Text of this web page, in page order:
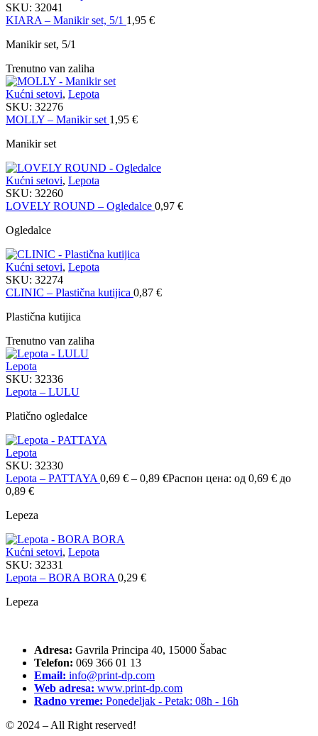
SKU: 32041
KIARA – Manikir set, 5/1 1,95 €
Manikir set, 5/1
Trenutno van zaliha
Kućni setovi, Lepota
SKU: 32276
MOLLY – Manikir set 1,95 €
Manikir set
Kućni setovi, Lepota
SKU: 32260
LOVELY ROUND – Ogledalce 0,97 €
Ogledalce
Kućni setovi, Lepota
SKU: 32274
CLINIC – Plastična kutijica 0,87 €
Plastična kutijica
Trenutno van zaliha
Lepota
SKU: 32336
Lepota – LULU
Platično ogledalce
Lepota
SKU: 32330
Lepota – PATTAYA 0,69 € – 0,89 €Распон цена: од 0,69 € до
0,89 €
Lepeza
Kućni setovi, Lepota
SKU: 32331
Lepota – BORA BORA 0,29 €
Lepeza
Adresa: Gavrila Principa 40, 15000 Šabac
Telefon: 069 366 01 13
Email: info@print-dp.com
Web adresa: www.print-dp.com
Radno vreme: Ponedeljak - Petak: 08h - 16h
© 2024 – All Right reserved!